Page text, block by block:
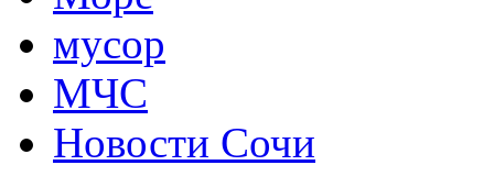
мусор
МЧС
Новости Сочи